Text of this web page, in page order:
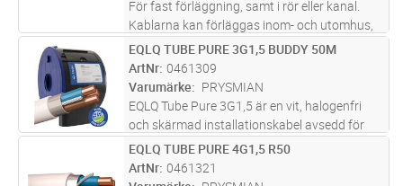
För fast förläggning, samt i rör eller kanal.
Kablarna kan förläggas inom- och utomhus,
dock ej i vatten. Vid förläggning i mark ska
kabeln förses med extra skydd mot
mekaniska påkänningar. Al-skärm
M Lägg i kundvagn
EQLQ TUBE PURE 3G1,5 BUDDY 50M
ArtNr 0461309
Varumärke
PRYSMIAN
EQLQ Tube Pure 3G1,5 är en vit, halogenfri
och skärmad installationskabel avsedd för
fast förläggning i både inom- och
utomhusmiljöer. Kabeln är uppbyggd med
entrådiga ledare, aluminiumband och
M Lägg i kundvagn
EQLQ TUBE PURE 4G1,5 R50
ArtNr 0461321